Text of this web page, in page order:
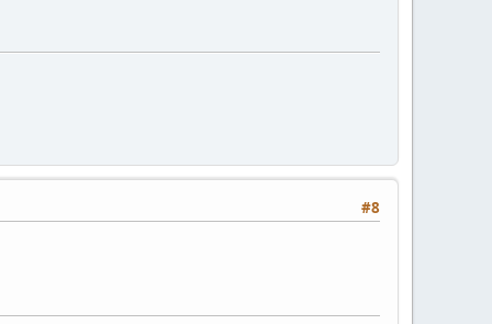
#8